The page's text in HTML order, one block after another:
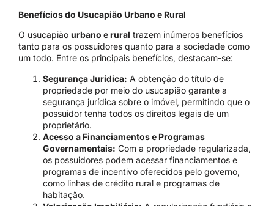
Benefícios do Usucapião Urbano e Rural
O usucapião urbano e rural trazem inúmeros benefícios
tanto para os possuidores quanto para a sociedade como
um todo. Entre os principais benefícios, destacam-se:
Segurança Jurídica: A obtenção do título de
propriedade por meio do usucapião garante a
segurança jurídica sobre o imóvel, permitindo que o
possuidor tenha todos os direitos legais de um
proprietário.
Acesso a Financiamentos e Programas
Governamentais: Com a propriedade regularizada,
os possuidores podem acessar financiamentos e
programas de incentivo oferecidos pelo governo,
como linhas de crédito rural e programas de
habitação.